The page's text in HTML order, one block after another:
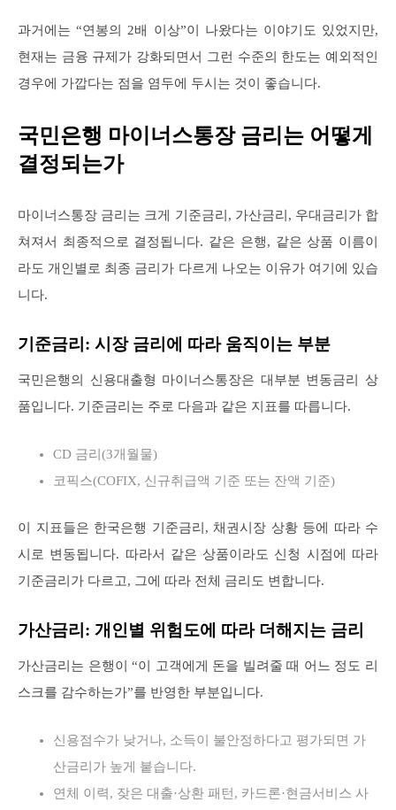
과거에는 “연봉의 2배 이상”이 나왔다는 이야기도 있었지만,
현재는 금융 규제가 강화되면서 그런 수준의 한도는 예외적인
경우에 가깝다는 점을 염두에 두시는 것이 좋습니다.
국민은행 마이너스통장 금리는 어떻게
결정되는가
마이너스통장 금리는 크게 기준금리, 가산금리, 우대금리가 합
쳐져서 최종적으로 결정됩니다. 같은 은행, 같은 상품 이름이
라도 개인별로 최종 금리가 다르게 나오는 이유가 여기에 있습
니다.
기준금리: 시장 금리에 따라 움직이는 부분
국민은행의 신용대출형 마이너스통장은 대부분 변동금리 상
품입니다. 기준금리는 주로 다음과 같은 지표를 따릅니다.
CD 금리(3개월물)
코픽스(COFIX, 신규취급액 기준 또는 잔액 기준)
이 지표들은 한국은행 기준금리, 채권시장 상황 등에 따라 수
시로 변동됩니다. 따라서 같은 상품이라도 신청 시점에 따라
기준금리가 다르고, 그에 따라 전체 금리도 변합니다.
가산금리: 개인별 위험도에 따라 더해지는 금리
가산금리는 은행이 “이 고객에게 돈을 빌려줄 때 어느 정도 리
스크를 감수하는가”를 반영한 부분입니다.
신용점수가 낮거나, 소득이 불안정하다고 평가되면 가
산금리가 높게 붙습니다.
연체 이력, 잦은 대출·상환 패턴, 카드론·현금서비스 사